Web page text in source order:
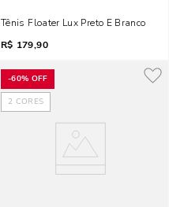
Tênis Floater Lux Preto E Branco
R$ 179,90
-60% OFF
2 CORES